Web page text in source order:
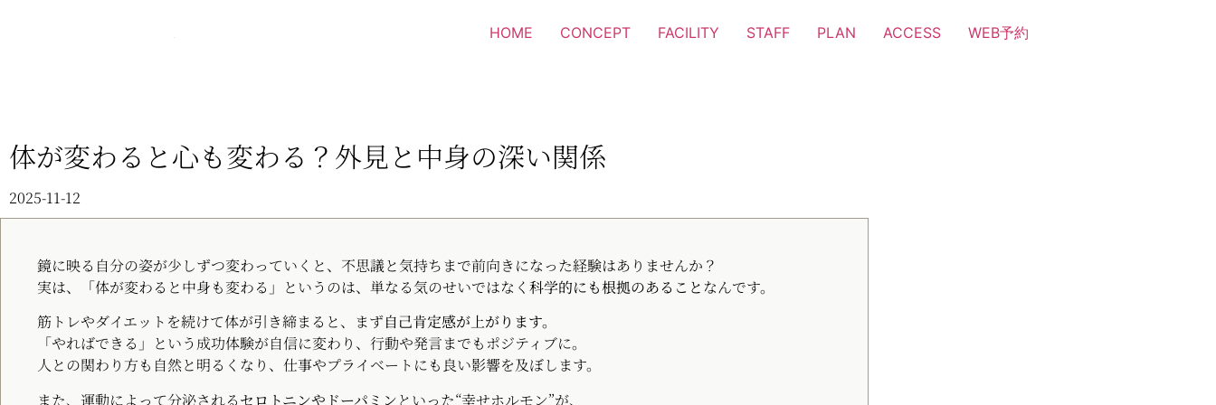
HOME CONCEPT FACILITY STAFF PLAN ACCESS WEB予約
体が変わると心も変わる？外見と中身の深い関係
2025-11-12
鏡に映る自分の姿が少しずつ変わっていくと、不思議と気持ちまで前向きになった経験はありませんか？
実は、「体が変わると中身も変わる」というのは、単なる気のせいではなく 科学的にも根拠のあること なんです。
筋トレやダイエットを続けて体が引き締まると、まず自己肯定感が上がります。
「やればできる」という成功体験が自信に変わり、行動や発言までもポジティブに。
人との関わり方も自然と明るくなり、仕事やプライベートにも良い影響を及ぼします。
また、運動によって分泌されるセロトニンやドーパミンといった“幸せホルモン”が、